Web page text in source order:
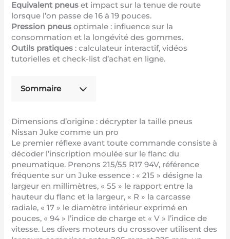
Equivalent pneus et impact sur la tenue de route
lorsque l’on passe de 16 à 19 pouces.
Pression pneus optimale : influence sur la
consommation et la longévité des gommes.
Outils pratiques : calculateur interactif, vidéos
tutorielles et check-list d’achat en ligne.
Sommaire
Dimensions d’origine : décrypter la taille pneus
Nissan Juke comme un pro
Le premier réflexe avant toute commande consiste à
décoder l’inscription moulée sur le flanc du
pneumatique. Prenons 215/55 R17 94V, référence
fréquente sur un Juke essence : « 215 » désigne la
largeur en millimètres, « 55 » le rapport entre la
hauteur du flanc et la largeur, « R » la carcasse
radiale, « 17 » le diamètre intérieur exprimé en
pouces, « 94 » l’indice de charge et « V » l’indice de
vitesse. Les divers moteurs du crossover utilisent des